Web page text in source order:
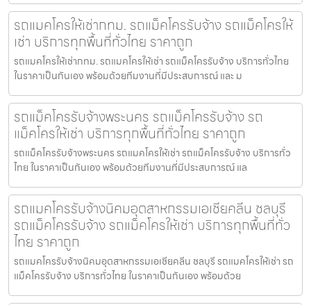
รถแมคโครให้เช่ากทม. รถแม็คโครรับจ้าง รถแม็คโครให้
เช่า บริการทุกพื้นที่ทั่วไทย ราคาถูก
รถแมคโครให้เช่ากทม. รถแมคโครให้เช่า รถแม็คโครรับจ้าง บริการทั่วไทย
ในราคาเป็นกันเอง พร้อมด้วยทีมงานที่มีประสบการณ์ และ ม
รถแม็คโครรับจ้างพระนคร รถแม็คโครรับจ้าง รถ
แม็คโครให้เช่า บริการทุกพื้นที่ทั่วไทย ราคาถูก
รถแม็คโครรับจ้างพระนคร รถแมคโครให้เช่า รถแม็คโครรับจ้าง บริการทั่ว
ไทย ในราคาเป็นกันเอง พร้อมด้วยทีมงานที่มีประสบการณ์ แล
รถแมคโครรับจ้างนิคมอุตสาหกรรมเอเชียคลีน ชลบุรี
รถแม็คโครรับจ้าง รถแม็คโครให้เช่า บริการทุกพื้นที่ทั่ว
ไทย ราคาถูก
รถแมคโครรับจ้างนิคมอุตสาหกรรมเอเชียคลีน ชลบุรี รถแมคโครให้เช่า รถ
แม็คโครรับจ้าง บริการทั่วไทย ในราคาเป็นกันเอง พร้อมด้วย